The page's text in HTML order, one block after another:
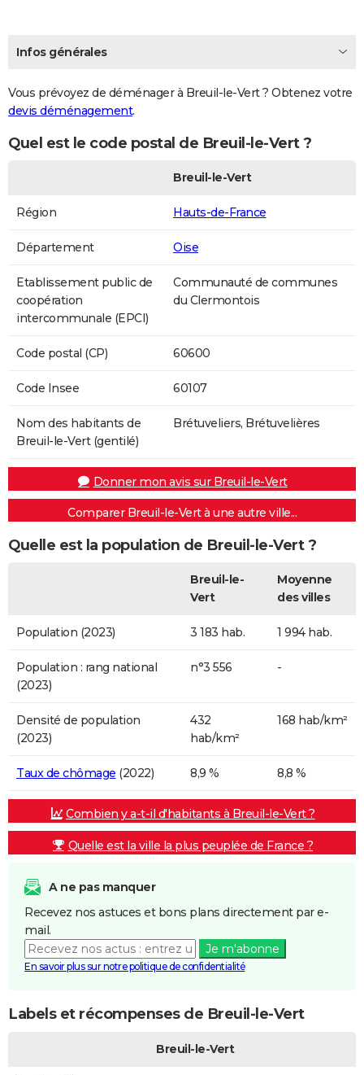
Infos générales
Vous prévoyez de déménager à Breuil-le-Vert ? Obtenez votre
devis déménagement.
Quel est le code postal de Breuil-le-Vert ?
Breuil-le-Vert
Région Hauts-de-France
Département Oise
Etablissement public de
coopération
intercommunale (EPCI)
Communauté de communes
du Clermontois
Code postal (CP) 60600
Code Insee 60107
Nom des habitants de
Breuil-le-Vert (gentilé)
Brétuveliers, Brétuvelières
Donner mon avis sur Breuil-le-Vert
Comparer Breuil-le-Vert à une autre ville...
Quelle est la population de Breuil-le-Vert ?
Breuil-le-
Vert
Moyenne
des villes
Population (2023) 3 183 hab. 1 994 hab.
Population : rang national
(2023)
n°3 556 -
Densité de population
(2023)
432
hab/km²
168 hab/km²
Taux de chômage (2022) 8,9 % 8,8 %
Combien y a-t-il d'habitants à Breuil-le-Vert ?
Quelle est la ville la plus peuplée de France ?
A ne pas manquer
Recevez nos astuces et bons plans directement par e-
mail.
Je m'abonne
En savoir plus sur notre politique de confidentialité
Labels et récompenses de Breuil-le-Vert
Breuil-le-Vert